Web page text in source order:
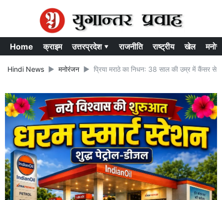
Home क्राइम उत्तरप्रदेश ▾ राजनीति राष्ट्रीय खेल
Hindi News मनोरंजन प्रिया मराठे का निधन: 38 साल की उम्र में कैंसर से